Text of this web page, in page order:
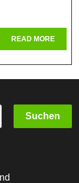
Der
READ MOREREAD
MORE
Suchen